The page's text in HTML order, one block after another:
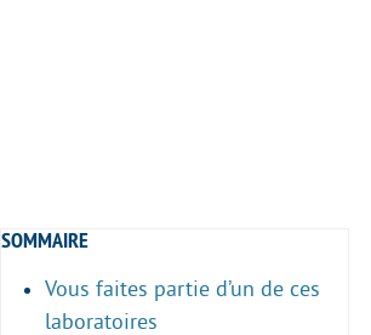
SOMMAIRE
Vous faites partie d’un de ces
laboratoires